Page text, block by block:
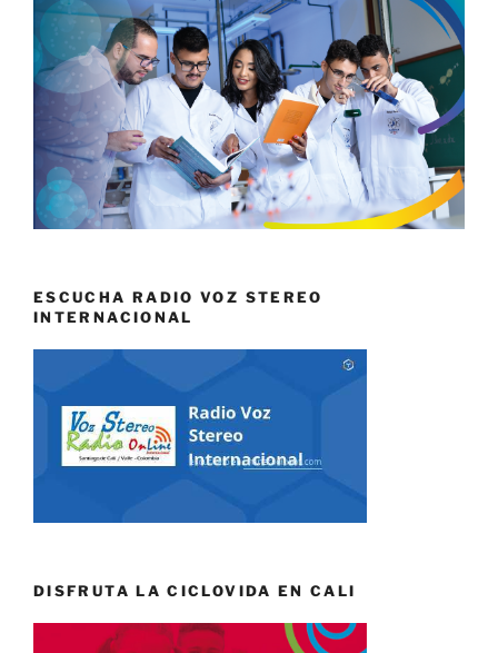
ESCUCHA RADIO VOZ STEREO
INTERNACIONAL
DISFRUTA LA CICLOVIDA EN CALI